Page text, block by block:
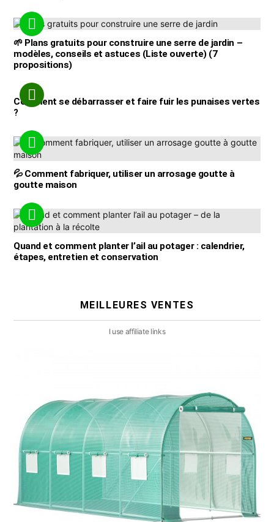
🌱 Plans gratuits pour construire une serre de jardin –
modèles, conseils et astuces (Liste ouverte) (7
propositions)
Comment se débarrasser et faire fuir les punaises vertes
?
💦 Comment fabriquer, utiliser un arrosage goutte à
goutte maison
Quand et comment planter l’ail au potager : calendrier,
étapes, entretien et conservation
MEILLEURES VENTES
I use affiliate links